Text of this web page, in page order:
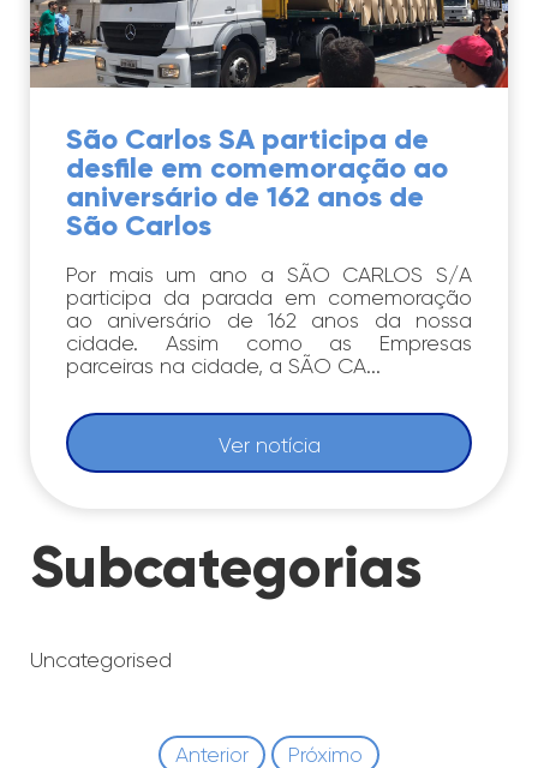
São Carlos SA participa de
desfile em comemoração ao
aniversário de 162 anos de
São Carlos
Por mais um ano a SÃO CARLOS S/A
participa da parada em comemoração
ao aniversário de 162 anos da nossa
cidade. Assim como as Empresas
parceiras na cidade, a SÃO CA...
Ver notícia
Subcategorias
Uncategorised
Anterior Próximo